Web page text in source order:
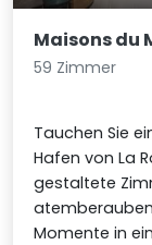
Maisons du
59 Zimmer
Tauchen Sie
Hafen von La
gestaltete
Momente in